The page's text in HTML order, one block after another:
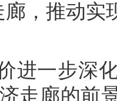
廊，推动实
进一步深
走廊的前